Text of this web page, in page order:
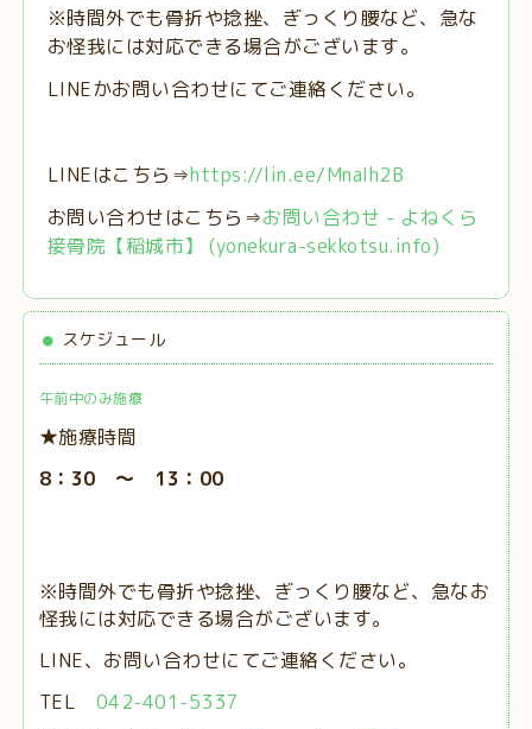
※時間外でも骨折や捻挫、ぎっくり腰など、急な
お怪我には対応できる場合がございます。
LINEかお問い合わせにてご連絡ください。
LINEはこちら⇒https://lin.ee/MnaIh2B
お問い合わせはこちら⇒お問い合わせ - よねくら
接骨院【稲城市】 (yonekura-sekkotsu.info)
スケジュール
午前中のみ施療
★施療時間
8：30 ～ 13：00
※時間外でも骨折や捻挫、ぎっくり腰など、急なお
怪我には対応できる場合がございます。
LINE、お問い合わせにてご連絡ください。
TEL 042-401-5337